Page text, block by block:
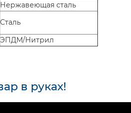
Нержавеющая сталь
Сталь
ЭПДМ/Нитрил
в руках!